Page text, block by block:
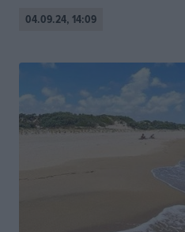
04.09.24, 14:09